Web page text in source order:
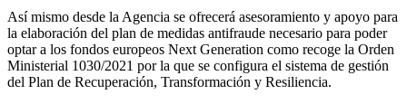
Así mismo desde la Agencia se ofrecerá asesoramiento y apoyo para
la elaboración del plan de medidas antifraude necesario para poder
optar a los fondos europeos Next Generation como recoge la Orden
Ministerial 1030/2021 por la que se configura el sistema de gestión
del Plan de Recuperación, Transformación y Resiliencia.